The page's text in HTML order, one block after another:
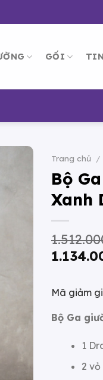
GỐI
Ưu đãi
Trang chủ /
Bộ
Xanh
Mã giảm
Bộ Ga
1
2